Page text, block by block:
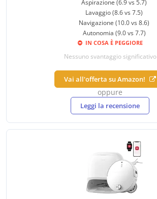
Aspirazione (6.9 vs 5.7)
Lavaggio (8.6 vs 7.5)
Navigazione (10.0 vs 8.6)
Autonomia (9.0 vs 7.7)
IN COSA È PEGGIORE
Nessuno svantaggio significativo
Vai all'offerta su Amazon!
oppure
Leggi la recensione